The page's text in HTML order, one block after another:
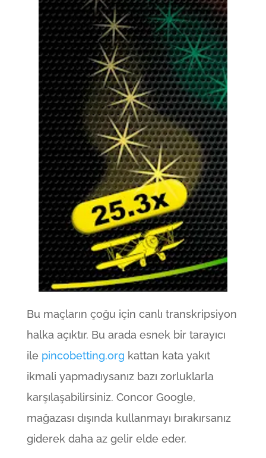
Bu maçların çoğu için canlı transkripsiyon
halka açıktır. Bu arada esnek bir tarayıcı
ile pincobetting.org kattan kata yakıt
ikmali yapmadıysanız bazı zorluklarla
karşılaşabilirsiniz. Concor Google,
mağazası dışında kullanmayı bırakırsanız
giderek daha az gelir elde eder.